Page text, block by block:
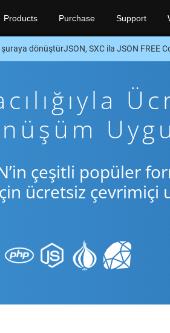
Products Purchase Support
dönüştürJSON, SXC ila JSON FREE
çeşitli popüler
ücretsiz çevrimiçi